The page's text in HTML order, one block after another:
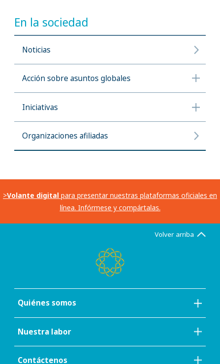
En la sociedad
Noticias
Acción sobre asuntos globales
Iniciativas
Organizaciones afiliadas
>Volante digital para presentar nuestras plataformas oficiales en
línea. Infórmese y compártalas.
Volver arriba
Quiénes somos
Nuestra labor
Contáctenos